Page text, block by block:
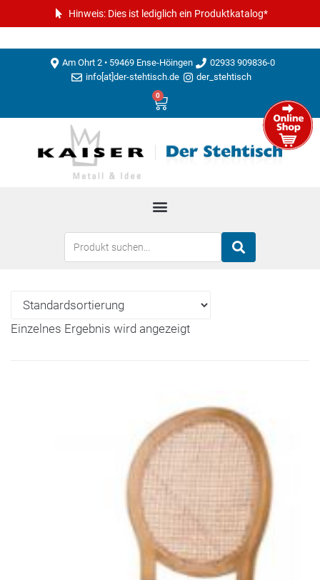
Hinweis: Dies ist lediglich ein Produktkatalog*
Am Ohrt 2 • 59469 Ense-Höingen
02933 909836-0
info[at]der-stehtisch.de
der_stehtisch
0
Einzelnes Ergebnis wird angezeigt